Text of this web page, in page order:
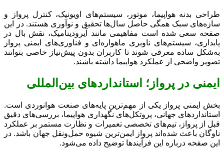
طراحی بدنه هواپیما، موتور، سیستم‌های اویونیک، کنترل پرواز و
سازه‌های سبک همگی حاصل سال‌ها تحقیق و نوآوری هستند. در این
صفحه سعی شده است مفاهیمی مانند آیرودینامیک، نقش بال در
پایداری، سیستم‌های ناوبری ماهواره‌ای و فناوری‌های ایمنی پرواز
به‌شکل ساده معرفی شوند تا کاربران بدون پیش‌نیاز خاصی بتوانند
تصویر واضحی از عملکرد هواپیما داشته باشند.
ایمنی در پرواز؛ استانداردهای بین‌المللی
بخش ایمنی پرواز یکی از مهم‌ترین پایه‌های صنعت هوانوردی است.
استانداردهای جهانی، پروتکل‌های نگهداری هواپیما، بررسی‌های دقیق
قبل از پرواز، تیم‌های تخصصی تعمیرات و نظارت مستمر بر عملکرد
ناوگان باعث شده‌اند پرواز ایمن‌ترین شیوه حمل‌ونقل جهان باشد. در
این صفحه درباره این فرآیندها توضیح داده می‌شود.